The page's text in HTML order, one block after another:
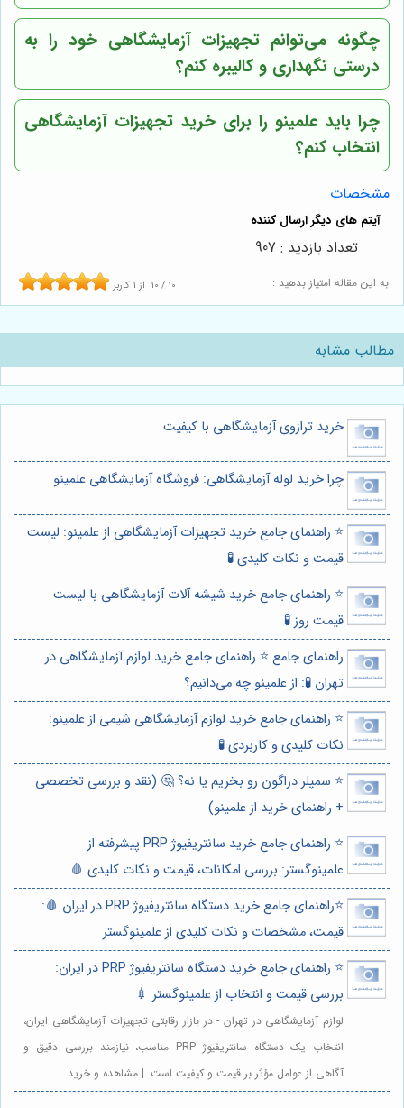
چگونه می‌توانم تجهیزات آزمایشگاهی خود را به
درستی نگهداری و کالیبره کنم؟
چرا باید علمینو را برای خرید تجهیزات آزمایشگاهی
انتخاب کنم؟
مشخصات
به این مقاله امتیاز بدهید : 10 / 10 از 1 کاربر
تعداد بازدید : 907
مطالب مشابه
خرید ترازوی آزمایشگاهی با کیفیت
چرا خرید لوله آزمایشگاهی: فروشگاه آزمایشگاهی علمینو
⭐️ راهنمای جامع خرید تجهیزات آزمایشگاهی از علمینو: لیست
قیمت و نکات کلیدی 🧪
⭐️ راهنمای جامع خرید شیشه آلات آزمایشگاهی با لیست
قیمت روز 🧪
راهنمای جامع ⭐️ راهنمای جامع خرید لوازم آزمایشگاهی در
تهران 🧪: از علمینو چه می‌دانیم؟
⭐️ راهنمای جامع خرید لوازم آزمایشگاهی شیمی از علمینو:
نکات کلیدی و کاربردی 🧪
⭐️ سمپلر دراگون رو بخریم یا نه؟ 🤔 (نقد و بررسی تخصصی
+ راهنمای خرید از علمینو)
⭐️ راهنمای جامع خرید سانتریفیوژ PRP پیشرفته از
علمینوگستر: بررسی امکانات، قیمت و نکات کلیدی 🩸
⭐️راهنمای جامع خرید دستگاه سانتریفیوژ PRP در ایران 🩸:
قیمت، مشخصات و نکات کلیدی از علمینوگستر
⭐️ راهنمای جامع خرید دستگاه سانتریفیوژ PRP در ایران:
بررسی قیمت و انتخاب از علمینوگستر 💉
لوازم آزمایشگاهی در تهران - در بازار رقابتی تجهیزات آزمایشگاهی ایران،
انتخاب یک دستگاه سانتریفیوژ PRP مناسب، نیازمند بررسی دقیق و
آگاهی از عوامل مؤثر بر قیمت و کیفیت است. | مشاهده و خرید